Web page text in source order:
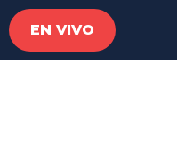
EN VIVO